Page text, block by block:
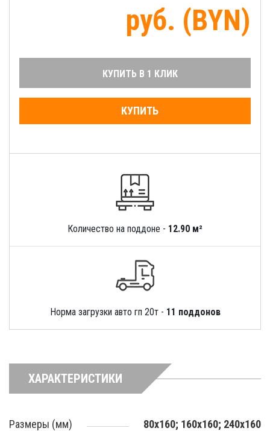
руб. (BYN)
КУПИТЬ В 1 КЛИК
КУПИТЬ
Количество на поддоне - 12.90 м²
Норма загрузки авто гп 20т - 11 поддонов
ХАРАКТЕРИСТИКИ
Размеры (мм)
80х160; 160х160; 240х160